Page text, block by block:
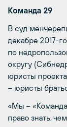
Команда 29
В суд
декабре 2017-
по
округу
юристы
– юристы
«Мы –
право знать,